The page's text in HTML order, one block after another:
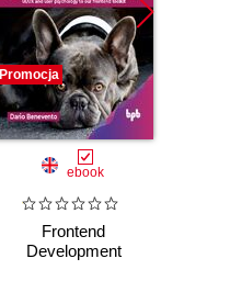
Promocja
ebook
Frontend
Development